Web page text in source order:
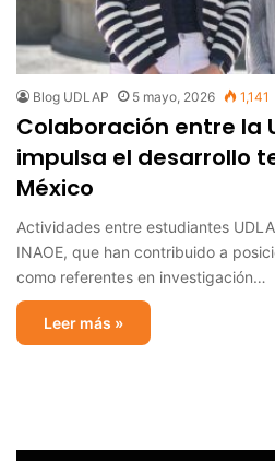
Blog UDLAP 5 mayo, 2026 1,141
Colaboración entre la
impulsa el desarrollo
México
Actividades entre estudiantes
INAOE, que han contribuido a
como referentes en investigación…
Leer más »